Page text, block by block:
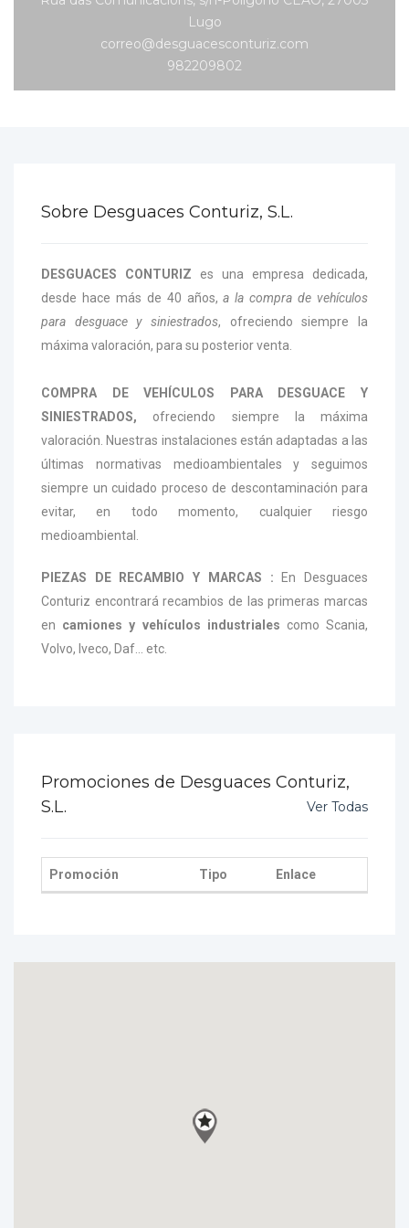
Lugo
correo@desguacesconturiz.com
982209802
Sobre Desguaces Conturiz, S.L.
DESGUACES CONTURIZ es una empresa dedicada,
desde hace más de 40 años,a la compra de vehículos
para desguace y siniestrados, ofreciendo siempre la
máxima valoración, para su posterior venta.
COMPRA DE VEHÍCULOS PARA DESGUACE Y
SINIESTRADOS, ofreciendo siempre la máxima
valoración. Nuestras instalaciones están adaptadas a las
últimas normativas medioambientales y seguimos
siempre un cuidado proceso de descontaminación para
evitar, en todo momento, cualquier riesgo
medioambiental.
PIEZAS DE RECAMBIO Y MARCAS :En Desguaces
Conturiz encontrará recambios de las primeras marcas
en camiones y vehículos industriales como Scania,
Volvo, Iveco, Daf... etc.
Promociones de Desguaces Conturiz,
S.L.
Ver Todas
Promoción Tipo Enlace